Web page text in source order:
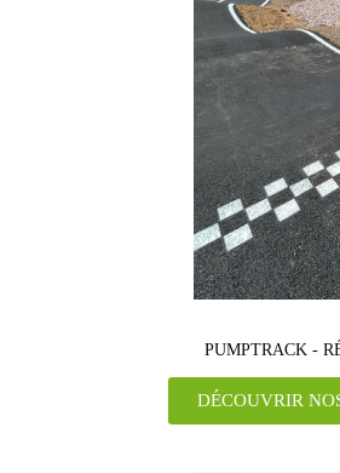
PUMPTRACK -
DÉCOUVRIR